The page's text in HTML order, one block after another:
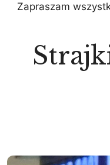
Zapraszam